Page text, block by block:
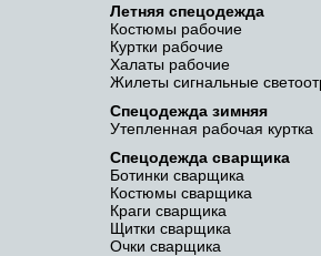
Летняя спецодежда
Костюмы рабочие
Куртки рабочие
Халаты рабочие
Жилеты сигнальные
Спецодежда зимняя
Утепленная рабочая куртка
Спецодежда сварщика
Ботинки сварщика
Костюмы сварщика
Краги сварщика
Щитки сварщика
Очки сварщика